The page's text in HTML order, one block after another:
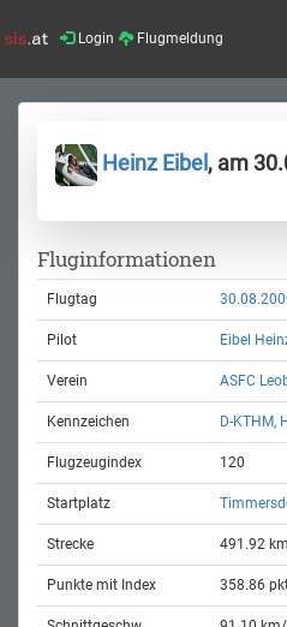
Login Flugmeldung
Heinz Eibel , am
Fluginformationen
Flugtag
Pilot Eibel
Verein ASFC
Kennzeichen D-KTHM,
Flugzeugindex 120
Startplatz
Strecke 491.92 km
Punkte mit Index 358.86